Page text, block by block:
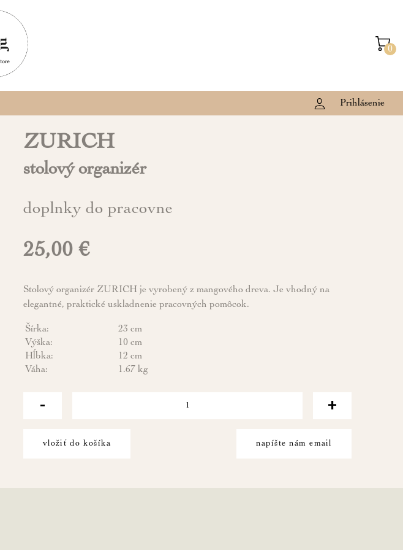
0
Prihlásenie
ZURICH
stolový organizér
doplnky do pracovne
25,00 €
Stolový organizér ZURICH je vyrobený z mangového dreva. Je vhodný na
elegantné, praktické uskladnenie pracovných pomôcok.
Šírka:
23 cm
Výška:
10 cm
Hĺbka:
12 cm
Váha:
1.67 kg
- +
vložiť do košíka napíšte nám email